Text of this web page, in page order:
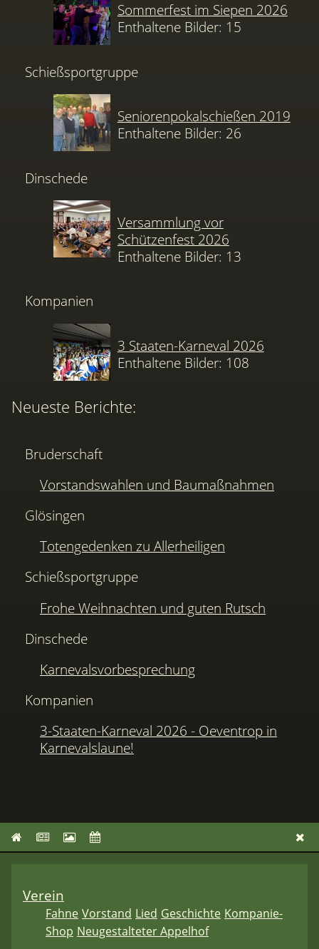
Sommerfest im Siepen 2026
Enthaltene Bilder: 15
Schießsportgruppe
Seniorenpokalschießen 2019
Enthaltene Bilder: 26
Dinschede
Versammlung vor
Schützenfest 2026
Enthaltene Bilder: 13
Kompanien
3 Staaten-Karneval 2026
Enthaltene Bilder: 108
Neueste Berichte:
Bruderschaft
Vorstandswahlen und Baumaßnahmen
Glösingen
Totengedenken zu Allerheiligen
Schießsportgruppe
Frohe Weihnachten und guten Rutsch
Dinschede
Karnevalsvorbesprechung
Kompanien
3-Staaten-Karneval 2026 - Oeventrop in
Karnevalslaune!
Verein
Fahne Vorstand Lied Geschichte Kompanie-
Shop Neugestalteter Appelhof